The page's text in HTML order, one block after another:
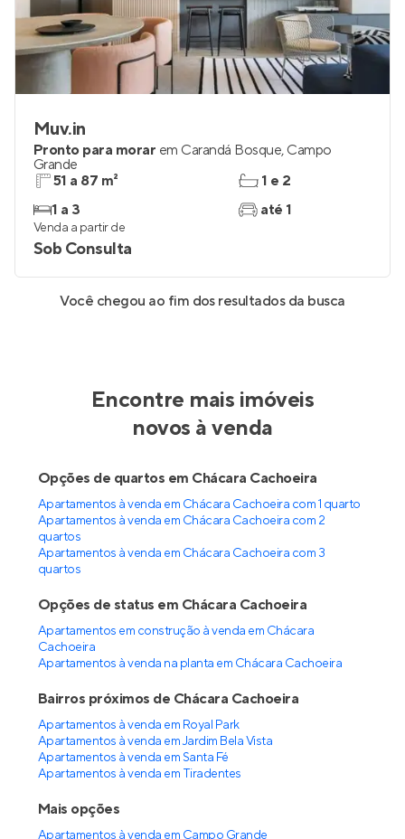
Muv.in
Pronto para morar em Carandá Bosque, Campo
Grande
51 a 87 m²
1 a 3
1 e 2
até 1
Venda a partir de
Sob Consulta
Você chegou ao fim dos resultados da busca
Encontre mais imóveis
novos à venda
Opções de quartos em Chácara Cachoeira
Apartamentos à venda em Chácara Cachoeira com 1 quarto
Apartamentos à venda em Chácara Cachoeira com 2
quartos
Apartamentos à venda em Chácara Cachoeira com 3
quartos
Opções de status em Chácara Cachoeira
Apartamentos em construção à venda em Chácara
Cachoeira
Apartamentos à venda na planta em Chácara Cachoeira
Bairros próximos de Chácara Cachoeira
Apartamentos à venda em Royal Park
Apartamentos à venda em Jardim Bela Vista
Apartamentos à venda em Santa Fé
Apartamentos à venda em Tiradentes
Mais opções
Apartamentos à venda em Campo Grande